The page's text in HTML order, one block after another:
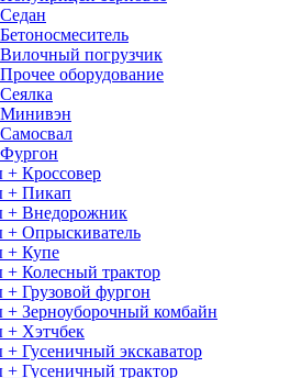
погрузчик
оборудование
Минивэн
+ Кроссовер
+ Пикап
+ Внедорожник
+ Опрыскиватель
+ Купе
Колесный трактор
Грузовой фургон
+ Зерноуборочный комбайн
+ Хэтчбек
Гусеничный экскаватор
Гусеничный трактор